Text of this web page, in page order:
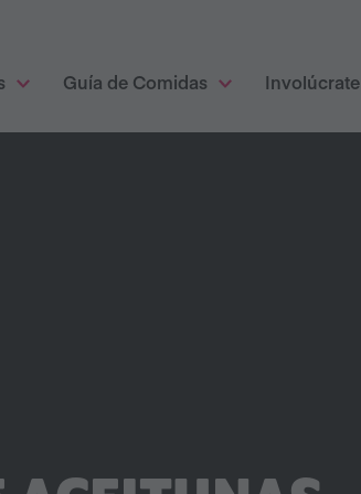
Guía de Comidas Involúcrate